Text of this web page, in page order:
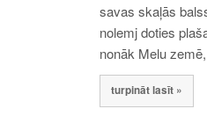
savas skaļās
nolemj doties
nonāk Melu
turpināt lasīt »